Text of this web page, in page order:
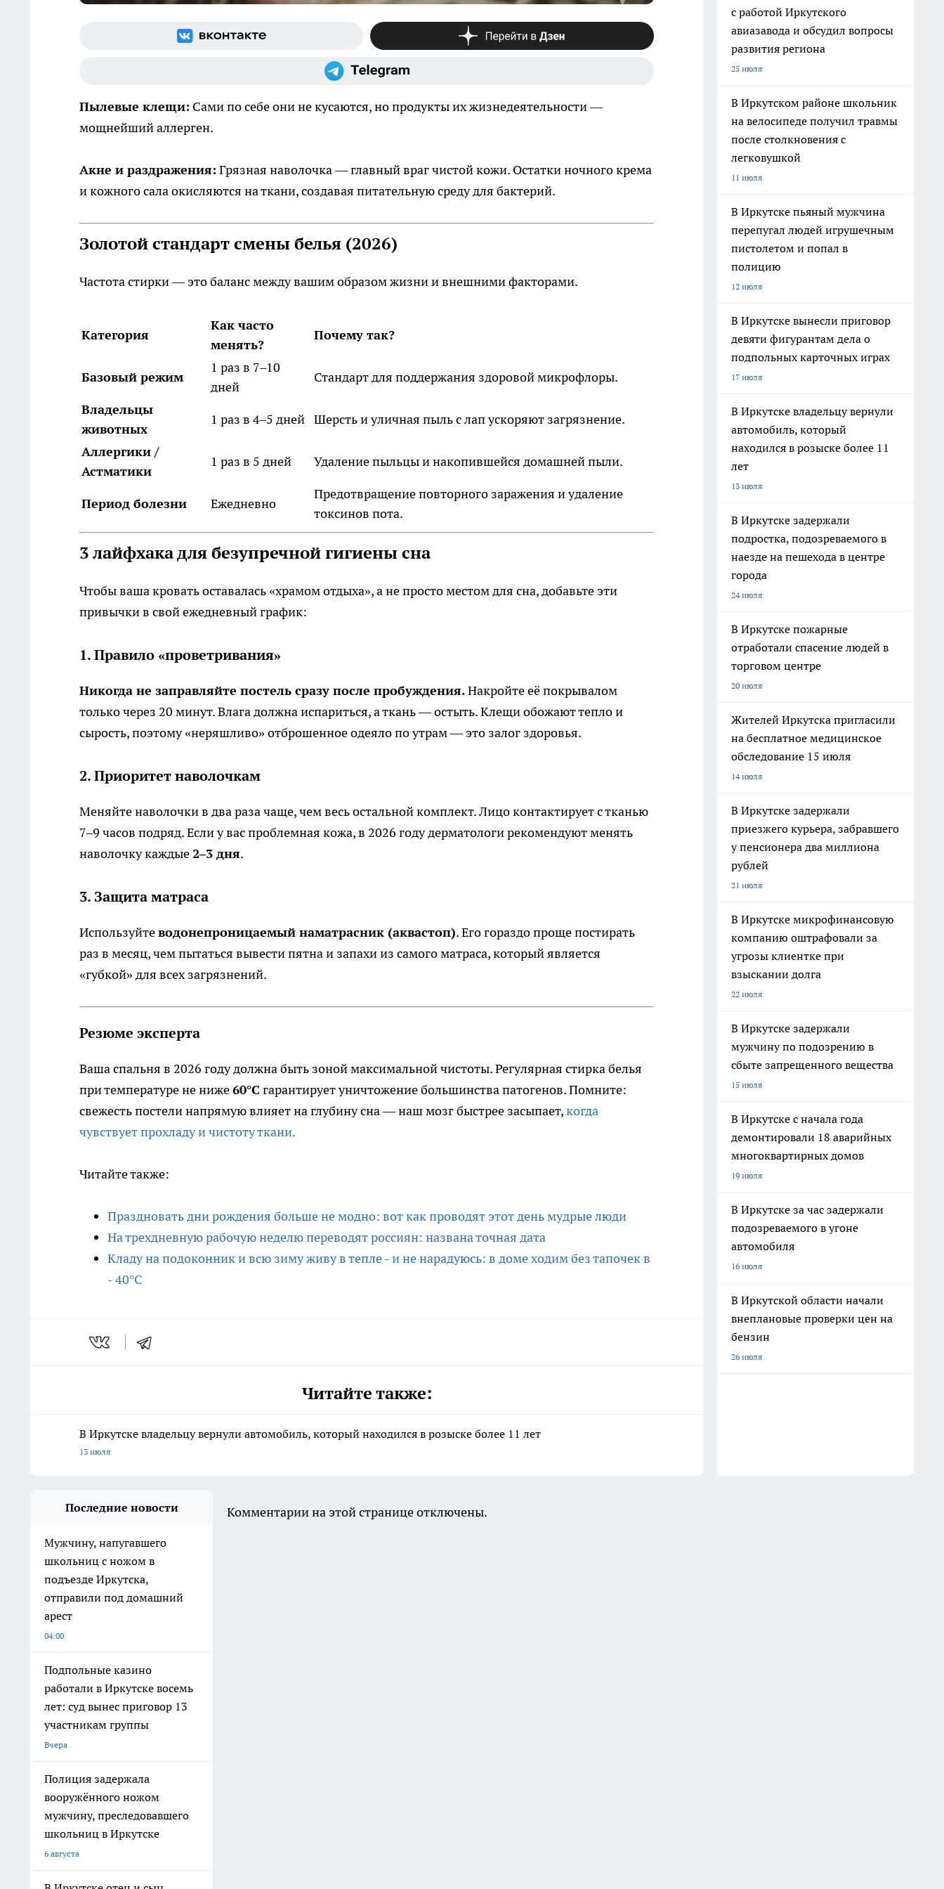
Пылевые клещи: Сами по себе они не кусаются, но продукты их жизнедеятельности —
мощнейший аллерген.
Акне и раздражения: Грязная наволочка — главный враг чистой кожи. Остатки ночного крема
и кожного сала окисляются на ткани, создавая питательную среду для бактерий.
Золотой стандарт смены белья (2026)
Частота стирки — это баланс между вашим образом жизни и внешними факторами.
Категория
Как часто
менять?
Почему так?
Базовый режим
1 раз в 7–10
дней
Стандарт для поддержания здоровой микрофлоры.
Владельцы
животных
1 раз в 4–5 дней Шерсть и уличная пыль с лап ускоряют загрязнение.
Аллергики /
Астматики
1 раз в 5 дней Удаление пыльцы и накопившейся домашней пыли.
Период болезни Ежедневно
Предотвращение повторного заражения и удаление
токсинов пота.
3 лайфхака для безупречной гигиены сна
Чтобы ваша кровать оставалась «храмом отдыха», а не просто местом для сна, добавьте эти
привычки в свой ежедневный график:
1. Правило «проветривания»
Никогда не заправляйте постель сразу после пробуждения.Накройте её покрывалом
только через 20 минут. Влага должна испариться, а ткань — остыть. Клещи обожают тепло и
сырость, поэтому «неряшливо» отброшенное одеяло по утрам — это залог здоровья.
2. Приоритет наволочкам
Меняйте наволочки в два раза чаще, чем весь остальной комплект. Лицо контактирует с тканью
7–9 часов подряд. Если у вас проблемная кожа, в 2026 году дерматологи рекомендуют менять
наволочку каждые2–3 дня.
3. Защита матраса
Используйтеводонепроницаемый наматрасник (аквастоп). Его гораздо проще постирать
раз в месяц, чем пытаться вывести пятна и запахи из самого матраса, который является
«губкой» для всех загрязнений.
Резюме эксперта
Ваша спальня в 2026 году должна быть зоной максимальной чистоты. Регулярная стирка белья
при температуре не ниже60°C гарантирует уничтожение большинства патогенов. Помните:
свежесть постели напрямую влияет на глубину сна — наш мозг быстрее засыпает,когда
чувствует прохладу и чистоту ткани.
Читайте также:
Праздновать дни рождения больше не модно: вот как проводят этот день мудрые люди
На трехдневную рабочую неделю переводят россиян: названа точная дата
Кладу на подоконник и всю зиму живу в тепле - и не нарадуюсь: в доме ходим без тапочек в
- 40°C
Читайте также:
В Иркутске владельцу вернули автомобиль, который находился в розыске более 11 лет
13 июля
с работой Иркутского
авиазавода и обсудил вопросы
развития региона
25 июля
В Иркутском районе школьник
на велосипеде получил травмы
после столкновения с
легковушкой
11 июля
В Иркутске пьяный мужчина
перепугал людей игрушечным
пистолетом и попал в
полицию
12 июля
В Иркутске вынесли приговор
девяти фигурантам дела о
подпольных карточных играх
17 июля
В Иркутске владельцу вернули
автомобиль, который
находился в розыске более 11
лет
13 июля
В Иркутске задержали
подростка, подозреваемого в
наезде на пешехода в центре
города
24 июля
В Иркутске пожарные
отработали спасение людей в
торговом центре
20 июля
Жителей Иркутска пригласили
на бесплатное медицинское
обследование 15 июля
14 июля
В Иркутске задержали
приезжего курьера, забравшего
у пенсионера два миллиона
рублей
21 июля
В Иркутске микрофинансовую
компанию оштрафовали за
угрозы клиентке при
взыскании долга
22 июля
В Иркутске задержали
мужчину по подозрению в
сбыте запрещенного вещества
15 июля
В Иркутске с начала года
демонтировали 18 аварийных
многоквартирных домов
19 июля
В Иркутске за час задержали
подозреваемого в угоне
автомобиля
16 июля
В Иркутской области начали
внеплановые проверки цен на
бензин
26 июля
Последние новости
Мужчину, напугавшего
школьниц с ножом в
подъезде Иркутска,
отправили под домашний
арест
04:00
Подпольные казино
работали в Иркутске восемь
лет: суд вынес приговор 13
участникам группы
Вчера
Полиция задержала
вооружённого ножом
мужчину, преследовавшего
школьниц в Иркутске
6 августа
Комментарии на этой странице отключены.